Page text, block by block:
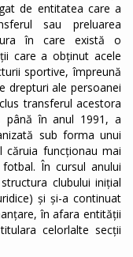
de entitatea care a
sau preluarea
în care există o
care a obținut acele
sportive, împreună
drepturi ale persoanei
transferul acestora
până în anul 1991, a
sub forma unui
căruia funcționau mai
În cursul anului
clubului inițial
și și-a continuat
în afara entității
celorlalte secții